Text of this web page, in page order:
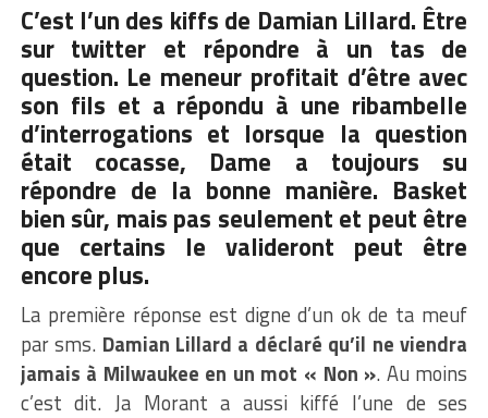
C’est l’un des kiffs de Damian Lillard. Être
sur twitter et répondre à un tas de
question. Le meneur profitait d’être avec
son fils et a répondu à une ribambelle
d’interrogations et lorsque la question
était cocasse, Dame a toujours su
répondre de la bonne manière. Basket
bien sûr, mais pas seulement et peut être
que certains le valideront peut être
encore plus.
La première réponse est digne d’un ok de ta meuf
par sms. Damian Lillard a déclaré qu’il ne viendra
jamais à Milwaukee en un mot « Non ». Au moins
c’est dit. Ja Morant a aussi kiffé l’une de ses